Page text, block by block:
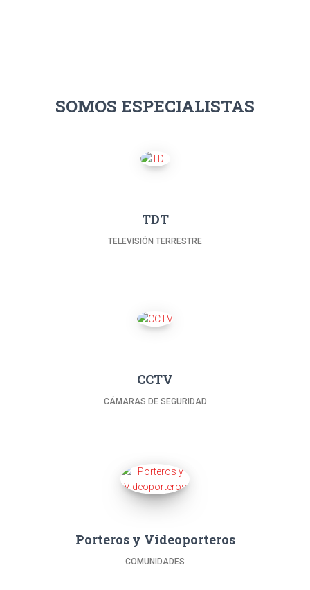
SOMOS ESPECIALISTAS
TDT
TELEVISIÓN TERRESTRE
CCTV
CÁMARAS DE SEGURIDAD
Porteros y Videoporteros
COMUNIDADES